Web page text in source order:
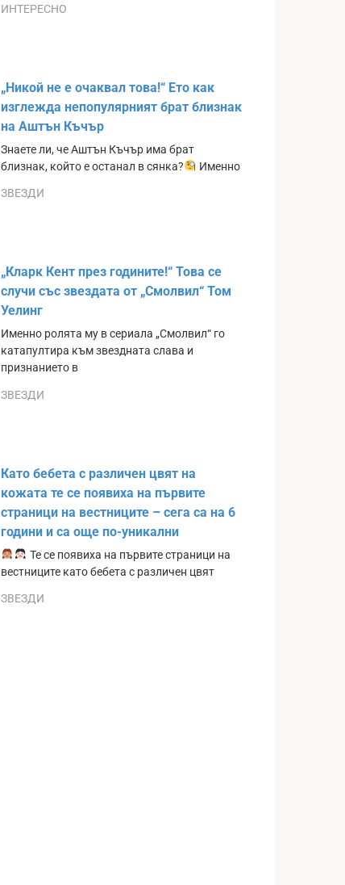
ИНТЕРЕСНО
„Никой не е очаквал това!“ Ето как
изглежда непопулярният брат близнак
на Аштън Къчър
Знаете ли, че Аштън Къчър има брат
близнак, който е останал в сянка?
Именно
ЗВЕЗДИ
„Кларк Кент през годините!“ Това се
случи със звездата от „Смолвил“ Том
Уелинг
Именно ролята му в сериала „Смолвил“ го
катапултира към звездната слава и
признанието в
ЗВЕЗДИ
Като бебета с различен цвят на
кожата те се появиха на първите
страници на вестниците – сега са на 6
години и са още по-уникални
Те се появиха на първите страници на
вестниците като бебета с различен цвят
ЗВЕЗДИ